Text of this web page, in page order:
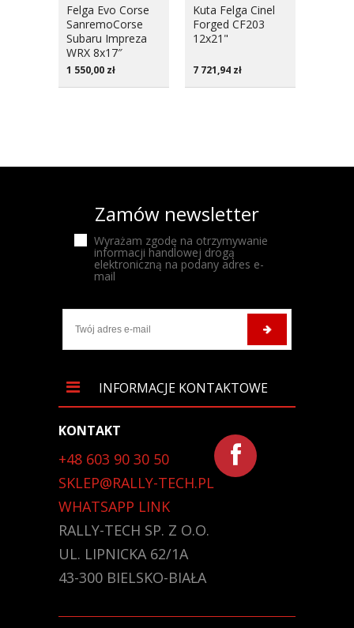
Felga Evo Corse
SanremoCorse
Subaru Impreza
WRX 8x17″
1 550,00 zł
Kuta Felga Cinel
Forged CF203
12x21"
7 721,94 zł
Zamów newsletter
Wyrażam zgodę na otrzymywanie
informacji handlowej drogą
elektroniczną na podany adres e-
mail
INFORMACJE KONTAKTOWE
KONTAKT
+48 603 90 30 50
SKLEP@RALLY-TECH.PL
WHATSAPP LINK
RALLY-TECH SP. Z O.O.
UL. LIPNICKA 62/1A
43-300 BIELSKO-BIAŁA